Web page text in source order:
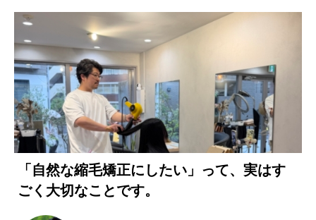
「自然な縮毛矯正にしたい」って、実はす
ごく大切なことです。